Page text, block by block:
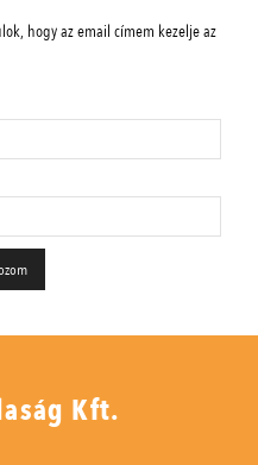
hogy az email címem kezelje az
Kft.